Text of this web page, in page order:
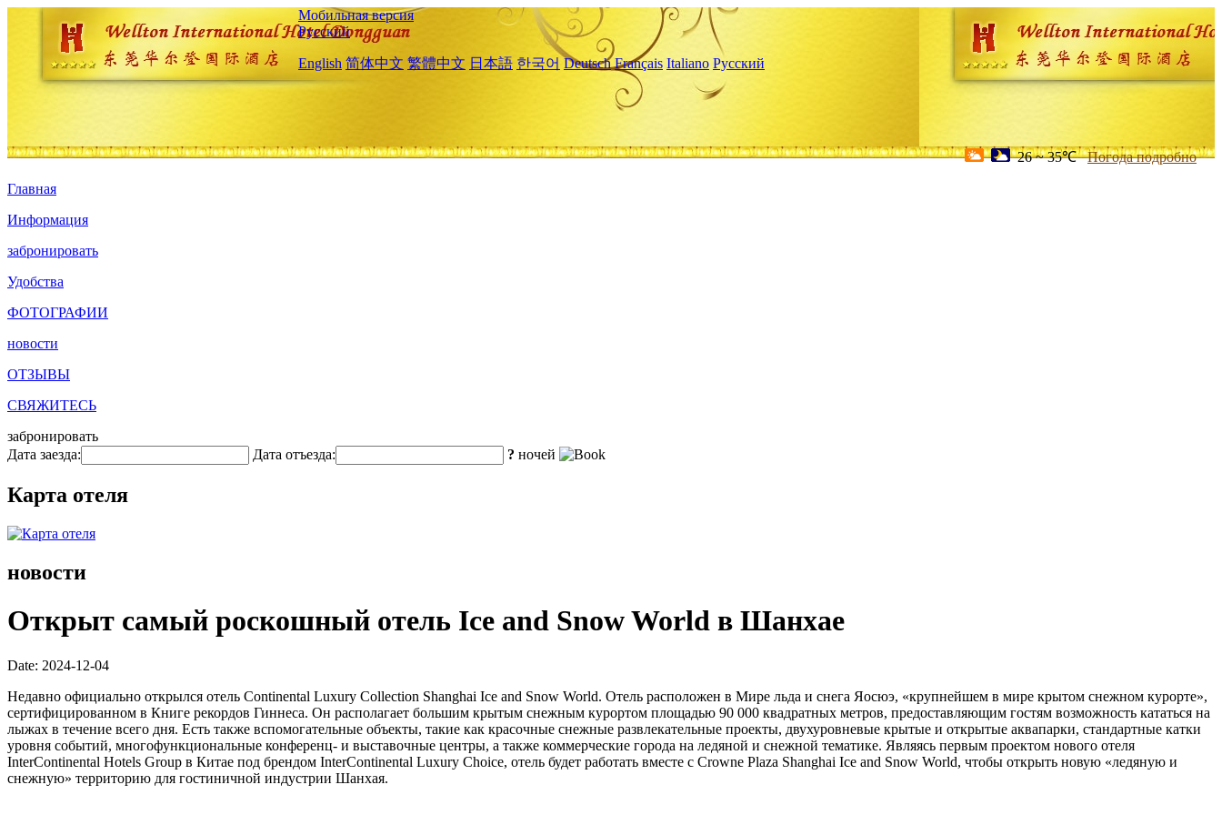
Мобильная версия
Русский
English 简体中文 繁體中文 日本語 한국어 Deutsch Français Italiano Русский
26 ~ 35℃ Погода подробно
Главная
Информация
забронировать
Удобства
ФОТОГРАФИИ
новости
ОТЗЫВЫ
СВЯЖИТЕСЬ
забронировать
Дата заезда:
Дата отъезда: ? ночей
Карта отеля
новости
Открыт самый роскошный отель Ice and Snow World в Шанхае
Date: 2024-12-04
Недавно официально открылся отель Continental Luxury Collection Shanghai Ice and Snow World. Отель расположен в Мире льда и снега Яосюэ, «крупнейшем в мире крытом снежном курорте»,
сертифицированном в Книге рекордов Гиннеса. Он располагает большим крытым снежным курортом площадью 90 000 квадратных метров, предоставляющим гостям возможность кататься на
лыжах в течение всего дня. Есть также вспомогательные объекты, такие как красочные снежные развлекательные проекты, двухуровневые крытые и открытые аквапарки, стандартные катки
уровня событий, многофункциональные конференц- и выставочные центры, а также коммерческие города на ледяной и снежной тематике. Являясь первым проектом нового отеля
InterContinental Hotels Group в Китае под брендом InterContinental Luxury Choice, отель будет работать вместе с Crowne Plaza Shanghai Ice and Snow World, чтобы открыть новую «ледяную и
снежную» территорию для гостиничной индустрии Шанхая.